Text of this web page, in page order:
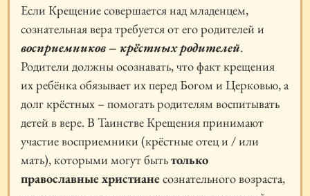
Если Крещение совершается над младенцем,
сознательная вера требуется от его родителей и
восприемников – крёстных родителей.
Родители должны осознавать, что факт крещения
их ребёнка обязывает их перед Богом и Церковью, а
долг крёстных – помогать родителям воспитывать
детей в вере. В Таинстве Крещения принимают
участие восприемники (крёстные отец и / или
мать), которыми могут бытьтолько
православные христианесознательного возраста,